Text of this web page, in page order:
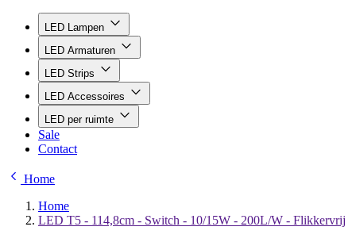
LED Lampen
LED Armaturen
LED Strips
LED Accessoires
LED per ruimte
Sale
Contact
Home
Home
LED T5 - 114,8cm - Switch - 10/15W - 200L/W - Flikkervrij